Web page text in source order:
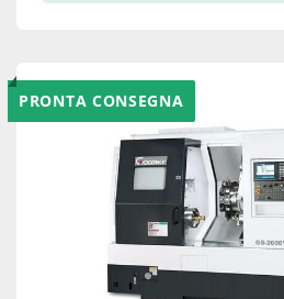
PRONTA CONSEGNA